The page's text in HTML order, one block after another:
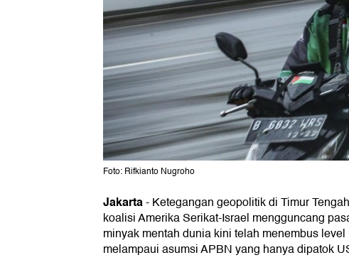
Foto: Rifkianto Nugroho
Jakarta-Ketegangan geopolitik di Timur
koalisi Amerika Serikat-Israel mengguncang
minyak mentah dunia kini telah menembus
melampaui asumsi APBN yang hanya dipatok